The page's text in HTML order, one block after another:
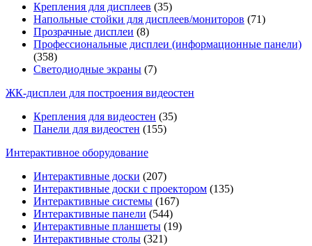
Крепления для дисплеев (35)
Напольные стойки для дисплеев/мониторов (71)
Прозрачные дисплеи (8)
Профессиональные дисплеи (информационные панели)
(358)
Светодиодные экраны (7)
ЖК-дисплеи для построения видеостен
Крепления для видеостен (35)
Панели для видеостен (155)
Интерактивное оборудование
Интерактивные доски (207)
Интерактивные доски с проектором (135)
Интерактивные системы (167)
Интерактивные панели (544)
Интерактивные планшеты (19)
Интерактивные столы (321)